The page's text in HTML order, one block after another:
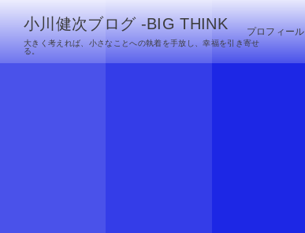
小川健次ブログ -BIG THINK
大きく考えれば、小さなことへの執着を手放し、幸福を引き寄せ
る。
プロフィール